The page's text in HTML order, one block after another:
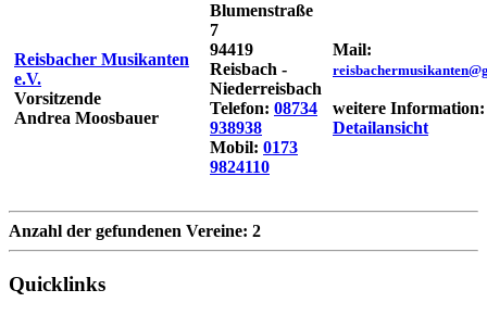
Reisbacher Musikanten
e.V.
Vorsitzende
Andrea Moosbauer
Blumenstraße
7
94419
Reisbach -
Niederreisbach
Telefon: 08734
938938
Mobil: 0173
9824110
Mail:
weitere Information:
Detailansicht
Anzahl der gefundenen Vereine: 2
Quicklinks